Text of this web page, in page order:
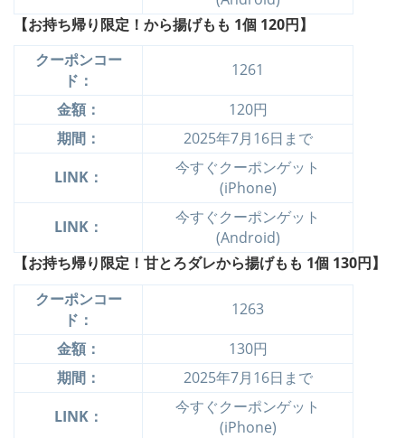
【お持ち帰り限定！から揚げもも 1個 120円】
クーポンコー
ド：
1261
金額：
120円
期間：
2025年7月16日まで
LINK：
今すぐクーポンゲット
(iPhone)
LINK：
今すぐクーポンゲット
(Android)
【お持ち帰り限定！甘とろダレから揚げもも 1個 130円】
クーポンコー
ド：
1263
金額：
130円
期間：
2025年7月16日まで
LINK：
今すぐクーポンゲット
(iPhone)